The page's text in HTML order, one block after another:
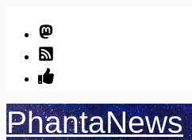
Inhalt
springen
PhantaNews